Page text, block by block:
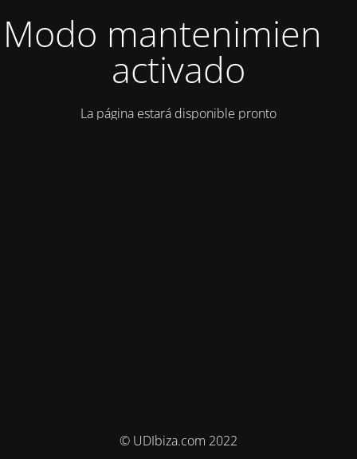
Modo mantenimiento
activado
La página estará disponible pronto
© UDIbiza.com 2022